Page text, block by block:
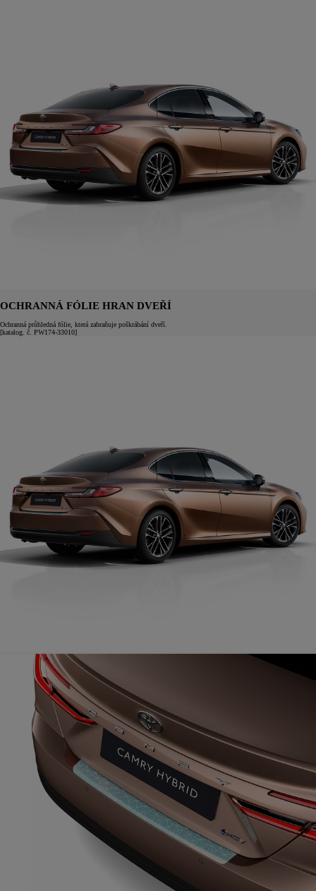
OCHRANNÁ FÓLIE HRAN DVEŘÍ
Ochranná průhledná fólie, která zabraňuje poškrábání dveří.
[katalog. č. PW174-33010]